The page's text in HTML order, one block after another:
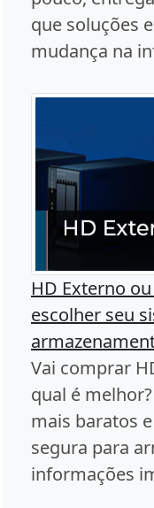
que soluções
mudança na
HD Externo
escolher seu
Vai comprar
qual é
mais baratos
segura para
informações